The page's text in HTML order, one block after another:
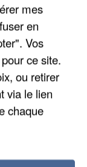
coulée de
de là.
mes
en
Vos
ce site.
ou retirer
via le lien
chaque